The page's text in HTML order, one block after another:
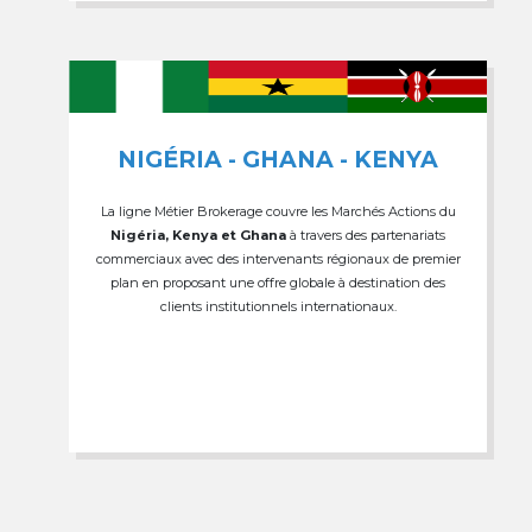
NIGÉRIA - GHANA - KENYA
La ligne Métier Brokerage couvre les Marchés Actions du
Nigéria, Kenya et Ghana à travers des partenariats
commerciaux avec des intervenants régionaux de premier
plan en proposant une offre globale à destination des
clients institutionnels internationaux.